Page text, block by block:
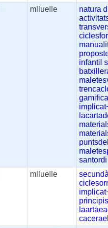
mlluelle natura
infantil
mlluelle